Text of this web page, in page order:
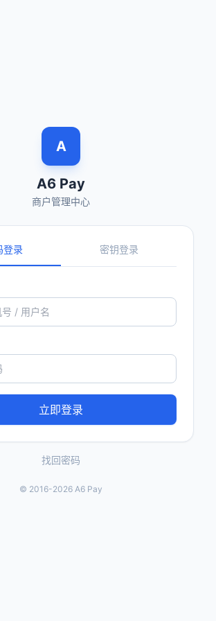
A
A6 Pay
商户管理中心
登录 密钥登录
立即登录
找回密码
© 2016-2026 A6 Pay